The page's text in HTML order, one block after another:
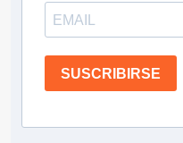
SUSCRIBIRSE